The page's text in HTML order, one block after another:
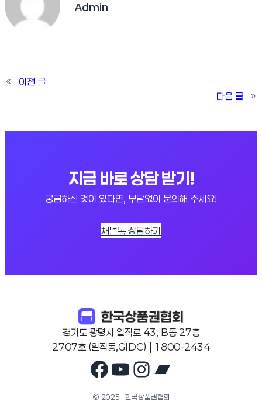
Admin
«
이전 글
다음 글
»
지금 바로 상담 받기!
궁금하신 것이 있다면, 부담없이 문의해 주세요!
채널톡 상담하기
경기도 광명시 일직로 43, B동 27층
2707호 (일직동,GIDC) | 1800-2434
Facebook
YouTube
Instagram
© 2025 · 한국상품권협회